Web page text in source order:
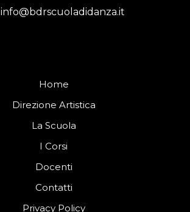
info@bdrscuoladidanza.it
Home
Direzione Artistica
La Scuola
I Corsi
Docenti
Contatti
Privacy Policy